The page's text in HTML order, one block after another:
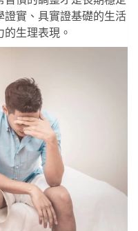
證實、具實證基礎的生活
生理表現。